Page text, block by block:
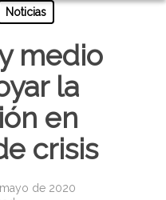
Noticias
medio
la
en
crisis
de 2020